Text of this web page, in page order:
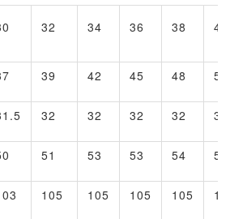
32 34 36 38 40
39 42 45 48 52
32 32 32 32 35
51 53 53 54
105 105 105 105